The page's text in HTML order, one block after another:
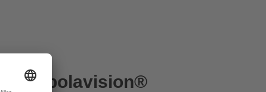
uvex polavision®